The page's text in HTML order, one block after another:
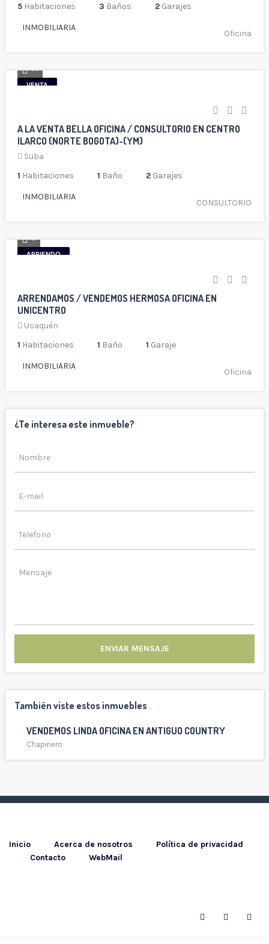
5 Habitaciones 3 Baños 2 Garajes
INMOBILIARIA
Oficina
VENTA
14
A LA VENTA BELLA OFICINA / CONSULTORIO EN CENTRO
ILARCO (NORTE BOGOTA)-(YM)
Suba
1 Habitaciones 1 Baño 2 Garajes
INMOBILIARIA
CONSULTORIO
ARRIENDO
5
ARRENDAMOS / VENDEMOS HERMOSA OFICINA EN
UNICENTRO
Usaquén
1 Habitaciones 1 Baño 1 Garaje
INMOBILIARIA
Oficina
¿Te interesa este inmueble?
ENVIAR MENSAJE
También viste estos inmuebles
VENDEMOS LINDA OFICINA EN ANTIGUO COUNTRY
Chapinero
Inicio Acerca de nosotros
Política de privacidad
Contacto
WebMail